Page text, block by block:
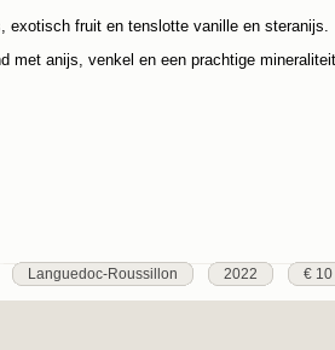
fruit en tenslotte vanille en steranijs.
met anijs, venkel en een prachtige mineraliteit.
Languedoc-Roussillon 2022 € 10